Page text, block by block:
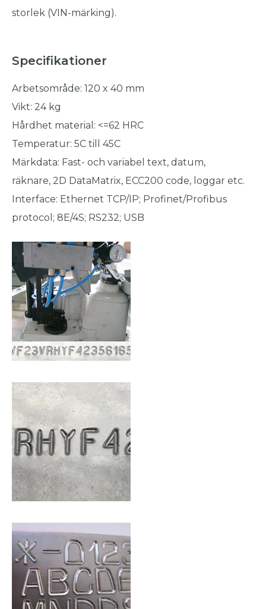
storlek (VIN-märking).
Specifikationer
Arbetsområde: 120 x 40 mm
Vikt: 24 kg
Hårdhet material: <=62 HRC
Temperatur: 5C till 45C
Märkdata: Fast- och variabel text, datum,
räknare, 2D DataMatrix, ECC200 code, loggar etc.
Interface: Ethernet TCP/IP; Profinet/Profibus
protocol; 8E/4S; RS232; USB